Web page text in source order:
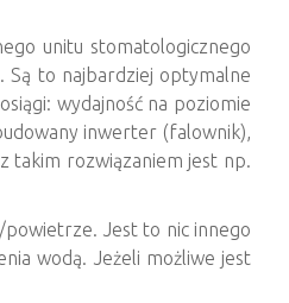
unitu stomatologicznego
Są to najbardziej optymalne
wydajność na poziomie
inwerter (falownik),
takim rozwiązaniem jest np.
powietrze. Jest to nic innego
wodą. Jeżeli możliwe jest